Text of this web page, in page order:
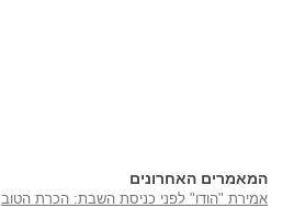
המאמרים האחרונים
אמירת "הודו" לפני כניסת השבת: הכרת הטוב